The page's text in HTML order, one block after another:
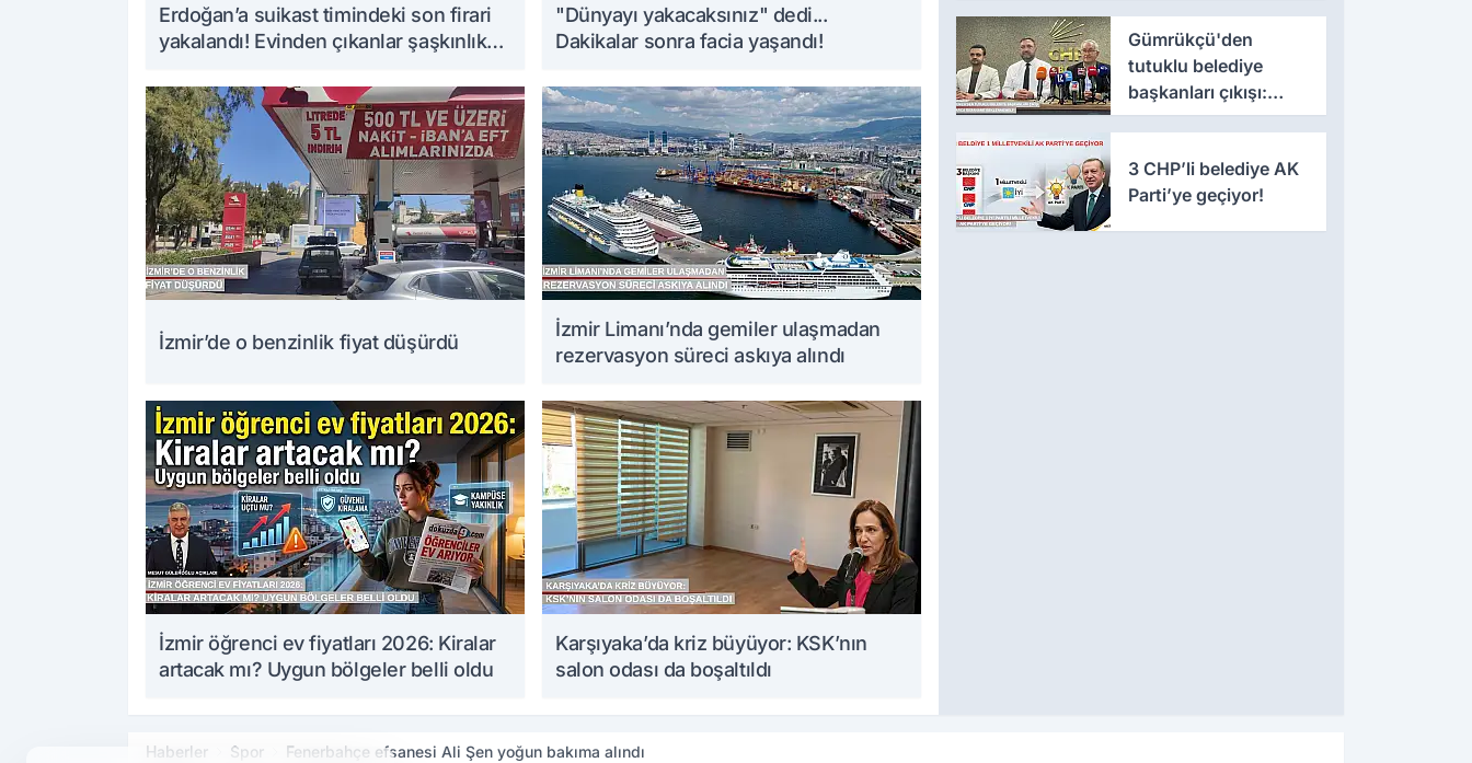
Erdoğan’a suikast timindeki son firari
yakalandı! Evinden çıkanlar şaşkınlık
"Dünyayı yakacaksınız" dedi...
Dakikalar sonra facia yaşandı!
İzmir’de o benzinlik fiyat düşürdü
İzmir Limanı’nda gemiler ulaşmadan
rezervasyon süreci askıya alındı
İzmir öğrenci ev fiyatları 2026: Kiralar
artacak mı? Uygun bölgeler belli oldu
Karşıyaka’da kriz büyüyor: KSK’nın
salon odası da boşaltıldı
Gümrükçü'den
tutuklu belediye
başkanları çıkışı:
'Yıllarca iddianame
3 CHP’li belediye AK
Parti’ye geçiyor!
Haberler Spor Fenerbahçe efsanesi Ali Şen yoğun bakıma alındı